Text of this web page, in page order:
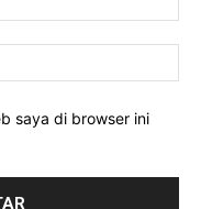
saya di browser ini